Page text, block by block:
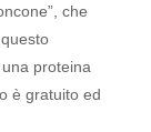
che
proteina
è gratuito ed